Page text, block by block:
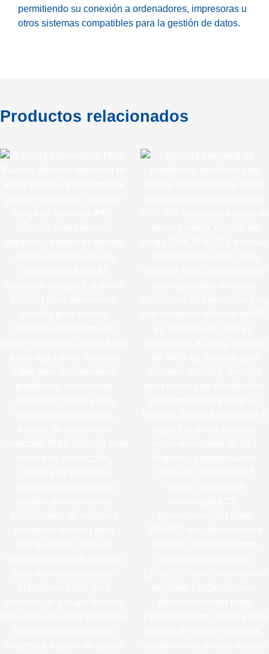
permitiendo su conexión a ordenadores, impresoras u
otros sistemas compatibles para la gestión de datos.
Productos relacionados